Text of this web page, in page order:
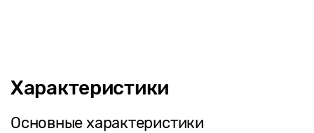
Характеристики
Основные характеристики